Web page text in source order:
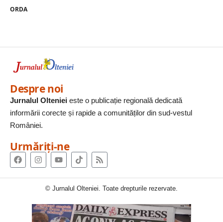
ORDA
Despre noi
Jurnalul Olteniei este o publicație regională dedicată
informării corecte și rapide a comunităților din sud-vestul
României.
Urmăriți-ne
© Jurnalul Olteniei. Toate drepturile rezervate.